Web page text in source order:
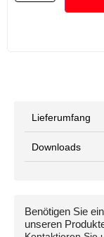
Lieferumfang
Downloads
Benötigen Sie
unseren